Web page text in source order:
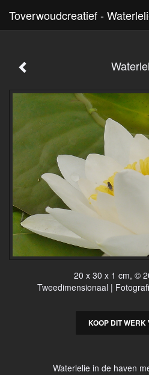
Toverwoudcreatief -
20 x 30 x 1 cm, ©
Tweedimensionaal |
KOOP DIT WERK
Waterlelie in de haven